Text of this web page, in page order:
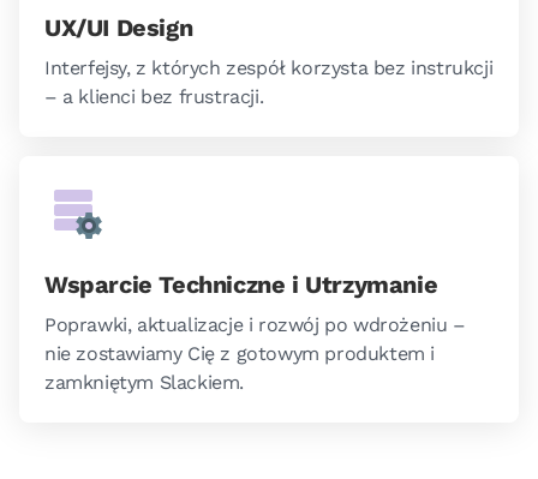
UX/UI Design
Interfejsy, z których zespół korzysta bez instrukcji
– a klienci bez frustracji.
Wsparcie Techniczne i Utrzymanie
Poprawki, aktualizacje i rozwój po wdrożeniu –
nie zostawiamy Cię z gotowym produktem i
zamkniętym Slackiem.